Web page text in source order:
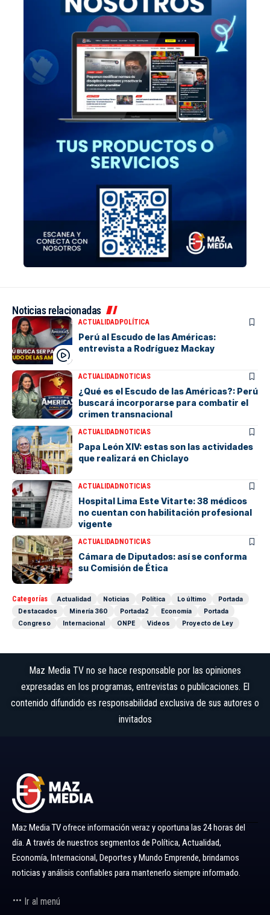
Noticias relacionadas
ACTUALIDADPOLÍTICA
Perú al Escudo de las Américas:
entrevista a Rodríguez Mackay
ACTUALIDADNOTICIAS
¿Qué es el Escudo de las Américas?: Perú
buscará incorporarse para combatir el
crimen transnacional
ACTUALIDADNOTICIAS
Papa León XIV: estas son las actividades
que realizará en Chiclayo
ACTUALIDADNOTICIAS
Hospital Lima Este Vitarte: 38 médicos
no cuentan con habilitación profesional
vigente
ACTUALIDADNOTICIAS
Cámara de Diputados: así se conforma
su Comisión de Ética
Categorías Actualidad Noticias Política Lo último
Portada
Destacados
Minería 360 Portada2 Economía
Portada
Congreso
Internacional ONPE Videos Proyecto de Ley
Maz Media TV no se hace responsable por las opiniones
expresadas en los programas, entrevistas o publicaciones. El
contenido difundido es responsabilidad exclusiva de sus autores o
invitados
Maz Media TV ofrece información veraz y oportuna las 24 horas del
día. A través de nuestros segmentos de Política, Actualidad,
Economía, Internacional, Deportes y Mundo Emprende, brindamos
noticias y análisis confiables para mantenerlo siempre informado.
Ir al menú